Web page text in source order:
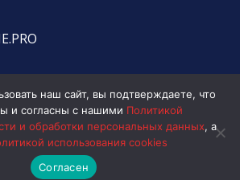
наш сайт, вы подтверждаете, что
и согласны с нашими Политикой
и обработки персональных данных, а
использования cookies
Согласен